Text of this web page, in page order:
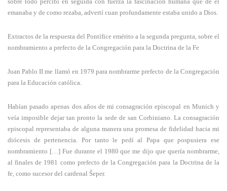
emanaba y de como rezaba, advertí cuan profundamente estaba unido a Dios.
Extractos de la respuesta del Pontífice emérito a la segunda pregunta, sobre el
nombramiento a prefecto de la Congregación para la Doctrina de la Fe
Juan Pablo II me llamó en 1979 para nombrarme prefecto de la Congregación
para la Educación católica.
Habían pasado apenas dos años de mi consagración episcopal en Munich y
veía imposible dejar tan pronto la sede de san Corbiniano. La consagración
episcopal representaba de alguna manera una promesa de fidelidad hacia mi
diócesis de pertenencia. Por tanto le pedí al Papa que pospusiera ese
nombramiento […] Fue durante el 1980 que me dijo que quería nombrarme,
al finales de 1981 como prefecto de la Congregación para la Doctrina de la
fe, como sucesor del cardenal Šeper.